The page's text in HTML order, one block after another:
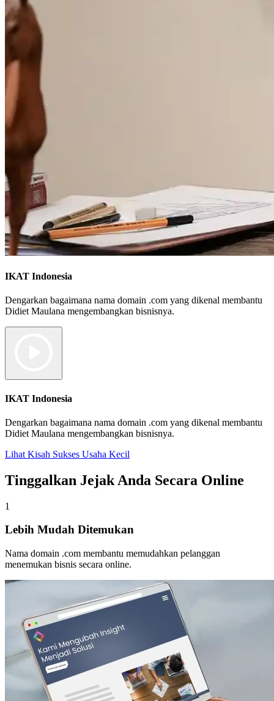
IKAT Indonesia
Dengarkan bagaimana nama domain .com yang dikenal membantu
Didiet Maulana mengembangkan bisnisnya.
IKAT Indonesia
Dengarkan bagaimana nama domain .com yang dikenal membantu
Didiet Maulana mengembangkan bisnisnya.
Lihat Kisah Sukses Usaha Kecil
Tinggalkan Jejak Anda Secara Online
1
Lebih Mudah Ditemukan
Nama domain .com membantu memudahkan pelanggan
menemukan bisnis secara online.